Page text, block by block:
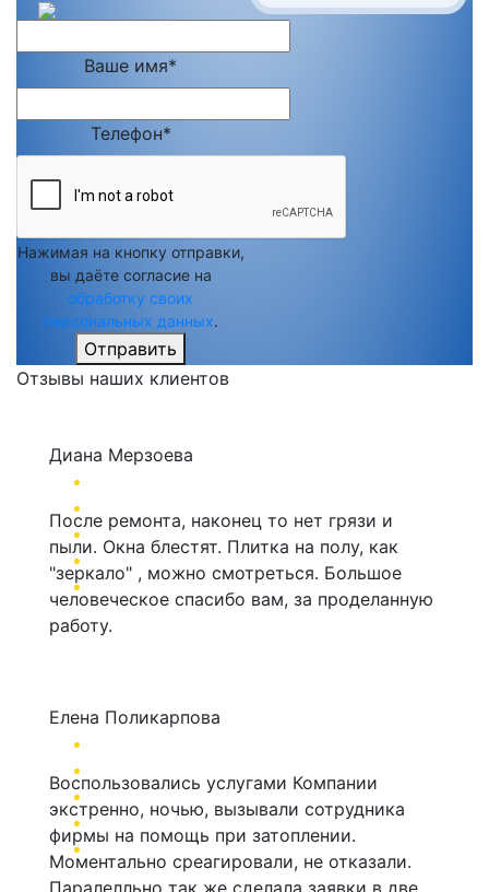
Ваше имя*
Телефон*
Нажимая на кнопку отправки,
вы даёте согласие на
обработку своих
персональных данных.
Отправить
Отзывы наших клиентов
После ремонта, наконец то нет грязи и
пыли. Окна блестят. Плитка на полу, как
"зеркало" , можно смотреться. Большое
человеческое спасибо вам, за проделанную
работу.
Диана Мерзоева
Воспользовались услугами Компании
экстренно, ночью, вызывали сотрудника
фирмы на помощь при затоплении.
Моментально среагировали, не отказали.
Паралелльно так же сделала заявки в две
Елена Поликарпова